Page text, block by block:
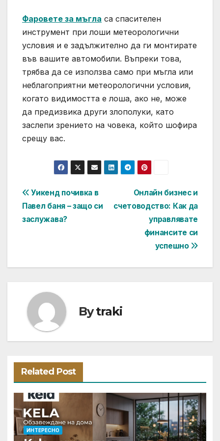
Фаровете за мъгла са спасителен
инструмент при лоши метеорологични
условия и е задължително да ги монтирате
във вашите автомобили. Въпреки това,
трябва да се използва само при мъгла или
неблагоприятни метеорологични условия,
когато видимостта е лоша, ако не, може
да предизвика други злополуки, като
заслепи зрението на човека, който шофира
срещу вас.
Post
navigation
Онлайн бизнес и
счетоводство: Как да
управлявате
финансите си
успешно
Уикенд почивка в
Павел баня – защо си
заслужава?
Bytraki
Related Post
ИНТЕРЕСНО